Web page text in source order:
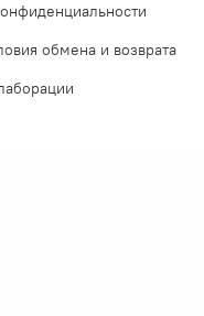
обмена и возврата